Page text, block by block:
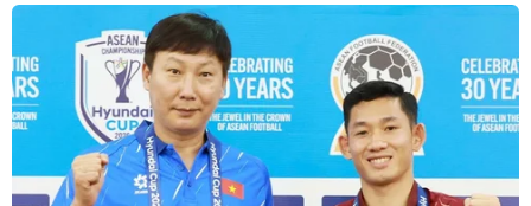
Cẩn trọng với thủ đoạn giả danh, đặt
04/08/2026 14:55
Khởi tố vụ buôn bán hàng giả mạo
nhãn hiệu nổi tiếng tại Đắk Lắk